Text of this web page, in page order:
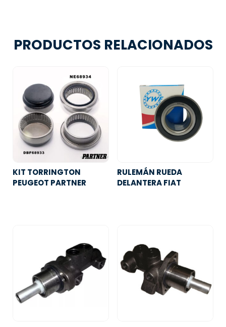
PRODUCTOS RELACIONADOS
KIT TORRINGTON
PEUGEOT PARTNER
RULEMÁN RUEDA
DELANTERA FIAT